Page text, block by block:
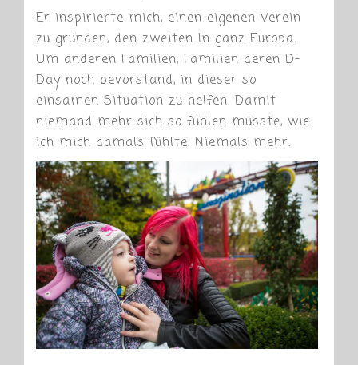
Er inspirierte mich, einen eigenen Verein
zu gründen, den zweiten In ganz Europa.
Um anderen Familien, Familien deren D-
Day noch bevorstand, in dieser so
einsamen Situation zu helfen. Damit
niemand mehr sich so fühlen müsste, wie
ich mich damals fühlte. Niemals mehr.